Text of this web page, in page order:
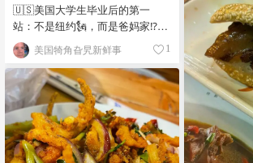
🇺🇸美国大学生毕业后的第一
站：不是纽约🗽，而是爸妈家⁉️😂
🏠
美国犄角旮旯新鲜事 1